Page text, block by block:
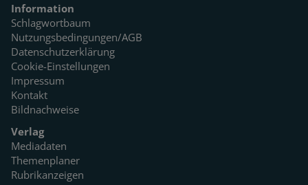
Information
Schlagwortbaum
Nutzungsbedingungen/AGB
Datenschutzerklärung
Cookie-Einstellungen
Impressum
Kontakt
Bildnachweise
Verlag
Mediadaten
Themenplaner
Rubrikanzeigen